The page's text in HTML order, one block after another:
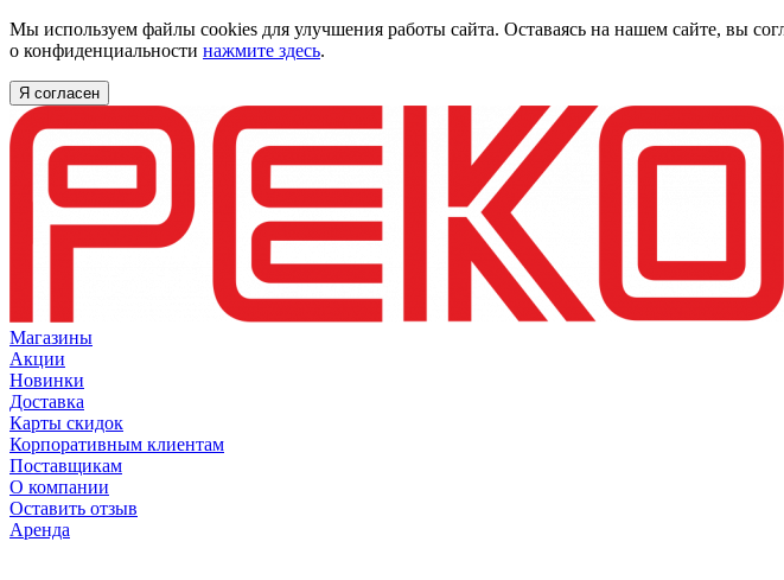
Мы используем файлы cookies для улучшения работы сайта. Оставаясь на нашем сайте, вы
о конфиденциальности нажмите здесь.
Я согласен
Магазины
Акции
Новинки
Доставка
Карты скидок
Корпоративным клиентам
Поставщикам
О компании
Оставить отзыв
Аренда